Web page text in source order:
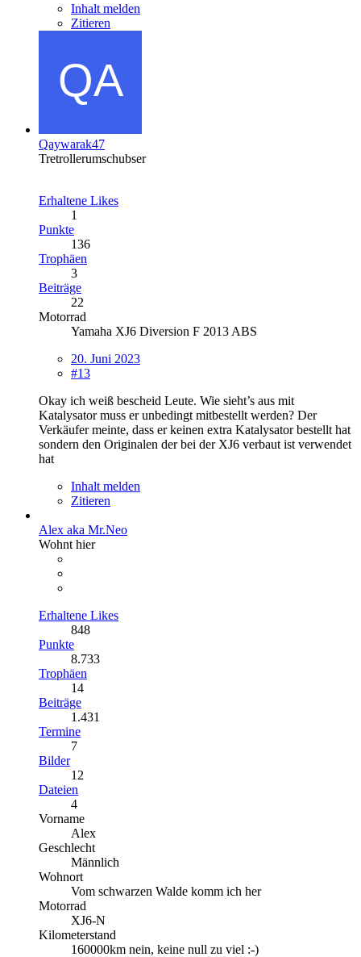
Inhalt melden
Zitieren
Qaywarak47
Tretrollerumschubser
Erhaltene Likes
1
Punkte
136
Trophäen
3
Beiträge
22
Motorrad
Yamaha XJ6 Diversion F 2013 ABS
20. Juni 2023
#13
Okay ich weiß bescheid Leute. Wie sieht’s aus mit
Katalysator muss er unbedingt mitbestellt werden? Der
Verkäufer meinte, dass er keinen extra Katalysator bestellt hat
sondern den Originalen der bei der XJ6 verbaut ist verwendet
hat
Inhalt melden
Zitieren
Alex aka Mr.Neo
Wohnt hier
Erhaltene Likes
848
Punkte
8.733
Trophäen
14
Beiträge
1.431
Termine
7
Bilder
12
Dateien
4
Vorname
Alex
Geschlecht
Männlich
Wohnort
Vom schwarzen Walde komm ich her
Motorrad
XJ6-N
Kilometerstand
160000km nein, keine null zu viel :-)